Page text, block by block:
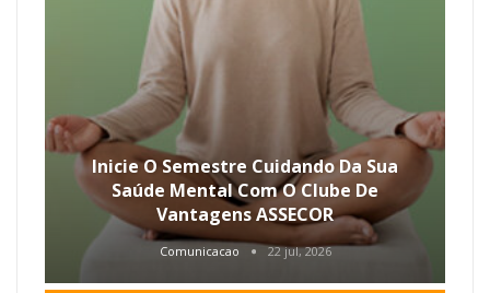
Inicie O Semestre Cuidando Da Sua
Saúde Mental Com O Clube De
Vantagens ASSECOR
Comunicacao 22 jul, 2026